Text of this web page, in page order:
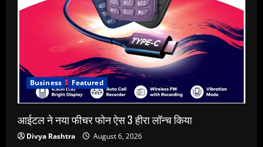
Business Featured
आईटल ने नया फीचर फोन ऐस 3 हीरा लॉन्च किया
Divya Rashtra August 6, 2026